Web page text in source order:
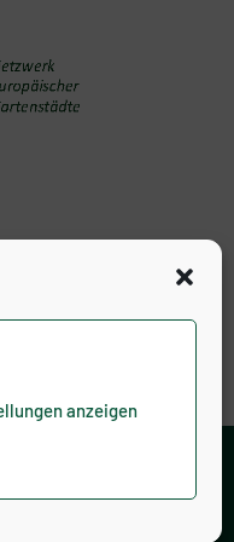
anzeigen